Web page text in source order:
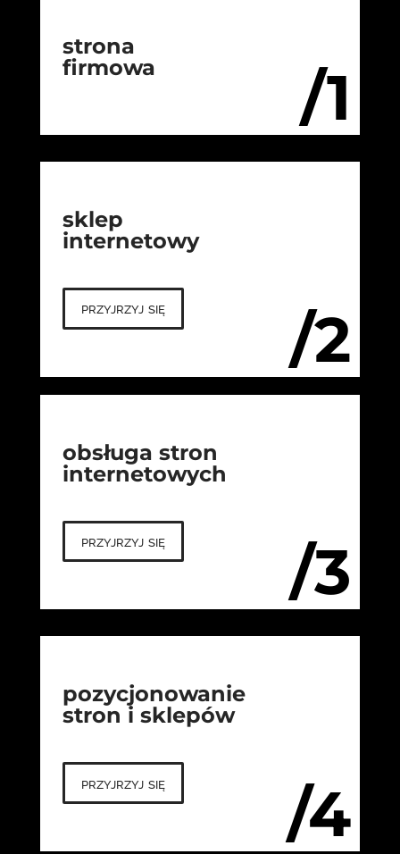
/1
strona
firmowa
/2
sklep
internetowy
przyjrzyj się
/3
obsługa stron
internetowych
przyjrzyj się
/4
pozycjonowanie
stron i sklepów
przyjrzyj się